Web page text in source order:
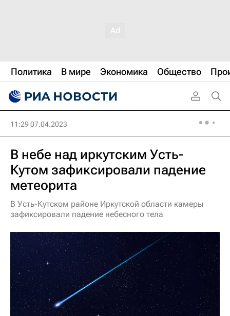
Политика В мире Экономика Общество
11:29 07.04.2023
В небе над иркутским Усть-
Кутом зафиксировали падение
метеорита
В Усть-Кутском районе Иркутской области камеры
зафиксировали падение небесного тела